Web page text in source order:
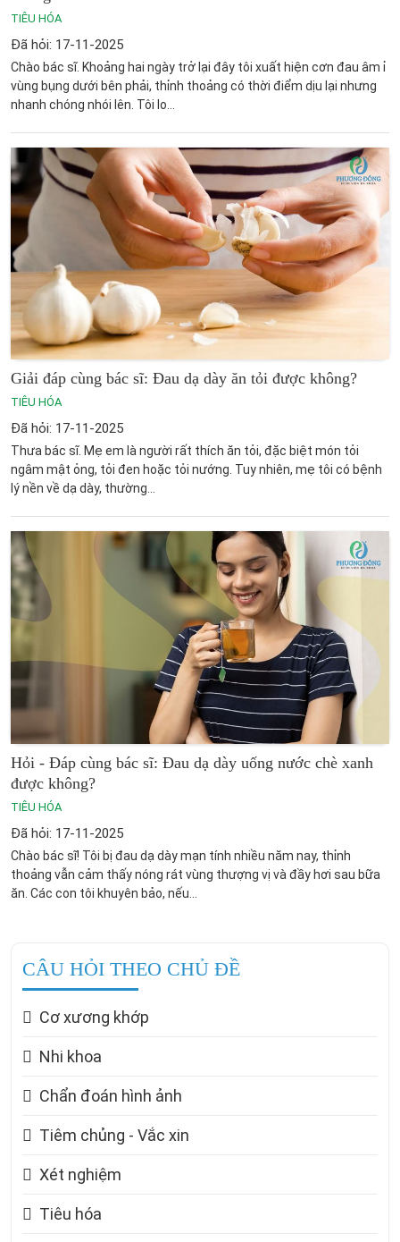
TIÊU HÓA
Đã hỏi: 17-11-2025
Chào bác sĩ. Khoảng hai ngày trở lại đây tôi xuất hiện cơn đau âm ỉ
vùng bụng dưới bên phải, thỉnh thoảng có thời điểm dịu lại nhưng
nhanh chóng nhói lên. Tôi lo...
Giải đáp cùng bác sĩ: Đau dạ dày ăn tỏi được không?
TIÊU HÓA
Đã hỏi: 17-11-2025
Thưa bác sĩ. Mẹ em là người rất thích ăn tỏi, đặc biệt món tỏi
ngâm mật ỏng, tỏi đen hoặc tỏi nướng. Tuy nhiên, mẹ tôi có bệnh
lý nền về dạ dày, thường...
Hỏi - Đáp cùng bác sĩ: Đau dạ dày uống nước chè xanh
được không?
TIÊU HÓA
Đã hỏi: 17-11-2025
Chào bác sĩ! Tôi bị đau dạ dày mạn tính nhiều năm nay, thỉnh
thoảng vẫn cảm thấy nóng rát vùng thượng vị và đầy hơi sau bữa
ăn. Các con tôi khuyên bảo, nếu...
CÂU HỎI THEO CHỦ ĐỀ
Cơ xương khớp
Nhi khoa
Chẩn đoán hình ảnh
Tiêm chủng - Vắc xin
Xét nghiệm
Tiêu hóa